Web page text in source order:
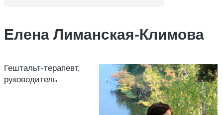
Елена Лиманская-Климова
Гештальт-терапевт,
руководитель